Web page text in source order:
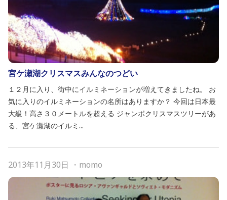
宮ケ瀬湖クリスマスみんなのつどい
１２月に入り、街中にイルミネーションが増えてきましたね。 お
気に入りのイルミネーションの名所はありますか？ 今回は日本最
大級！高さ３０メートルを超える ジャンボクリスマスツリーがあ
る、宮ケ瀬湖のイルミ...
2013年11月30日 ・ momo